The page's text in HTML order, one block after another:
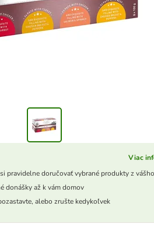
Viac
pravidelne doručovať vybrané produkty z
donášky až k vám domov
alebo zrušte kedykoľvek